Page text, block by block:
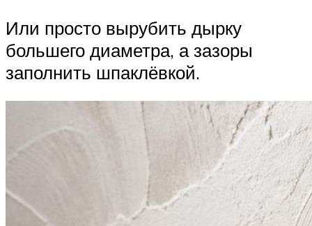
Или просто вырубить дырку
большего диаметра, а зазоры
заполнить шпаклёвкой.